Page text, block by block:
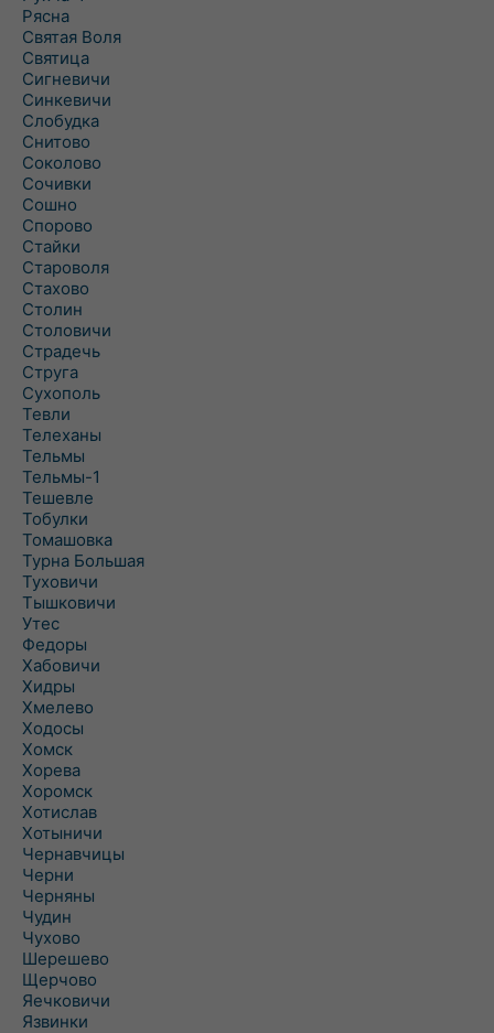
Рясна
Святая Воля
Святица
Сигневичи
Синкевичи
Слобудка
Снитово
Соколово
Сочивки
Сошно
Спорово
Стайки
Староволя
Стахово
Столин
Столовичи
Страдечь
Струга
Сухополь
Тевли
Телеханы
Тельмы
Тельмы-1
Тешевле
Тобулки
Томашовка
Турна Большая
Туховичи
Тышковичи
Утес
Федоры
Хабовичи
Хидры
Хмелево
Ходосы
Хомск
Хорева
Хоромск
Хотислав
Хотыничи
Чернавчицы
Черни
Черняны
Чудин
Чухово
Шерешево
Щерчово
Яечковичи
Язвинки